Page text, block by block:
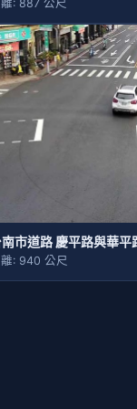
: 887 公尺
市道路 慶平路與華平
: 940 公尺